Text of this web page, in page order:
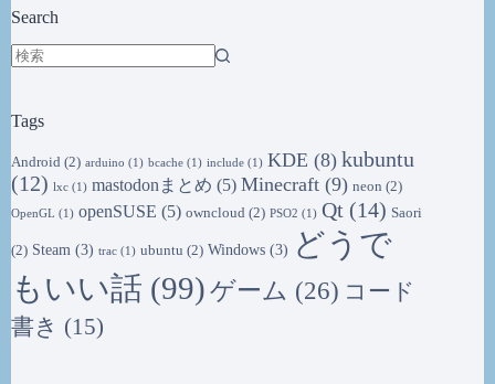
Search
な
Tags
Android (2) arduino (1) bcache (1) include (1) KDE (8) kubuntu
(12) lxc (1) mastodonまとめ (5) Minecraft (9) neon (2)
OpenGL (1) openSUSE (5) owncloud (2) PSO2 (1) Qt (14) Saori
(2) Steam (3) trac (1) ubuntu (2) Windows (3) どうで
もいい話 (99)ゲーム (26) コード
書き (15)